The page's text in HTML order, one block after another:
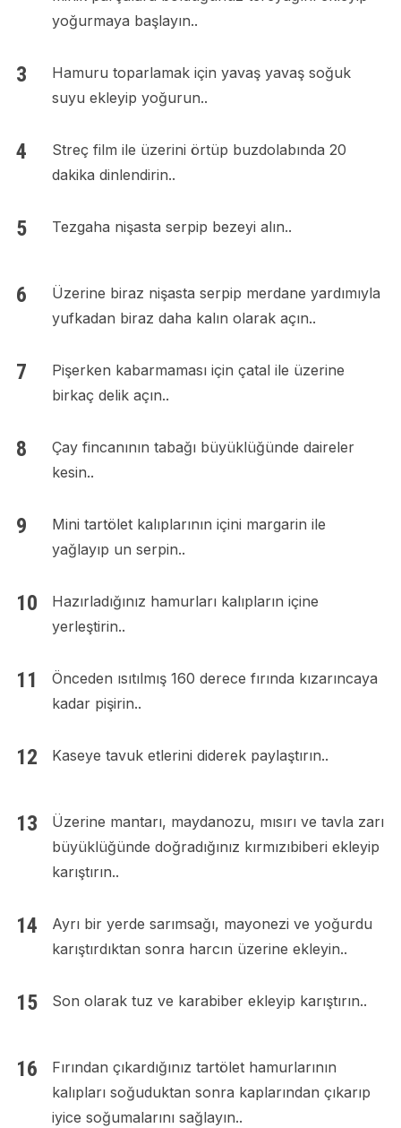
yoğurmaya başlayın..
Hamuru toparlamak için yavaş yavaş soğuk
suyu ekleyip yoğurun..
Streç film ile üzerini örtüp buzdolabında 20
dakika dinlendirin..
Tezgaha nişasta serpip bezeyi alın..
Üzerine biraz nişasta serpip merdane yardımıyla
yufkadan biraz daha kalın olarak açın..
Pişerken kabarmaması için çatal ile üzerine
birkaç delik açın..
Çay fincanının tabağı büyüklüğünde daireler
kesin..
Mini tartölet kalıplarının içini margarin ile
yağlayıp un serpin..
Hazırladığınız hamurları kalıpların içine
yerleştirin..
Önceden ısıtılmış 160 derece fırında kızarıncaya
kadar pişirin..
Kaseye tavuk etlerini diderek paylaştırın..
Üzerine mantarı, maydanozu, mısırı ve tavla zarı
büyüklüğünde doğradığınız kırmızıbiberi ekleyip
karıştırın..
Ayrı bir yerde sarımsağı, mayonezi ve yoğurdu
karıştırdıktan sonra harcın üzerine ekleyin..
Son olarak tuz ve karabiber ekleyip karıştırın..
Fırından çıkardığınız tartölet hamurlarının
kalıpları soğuduktan sonra kaplarından çıkarıp
iyice soğumalarını sağlayın..